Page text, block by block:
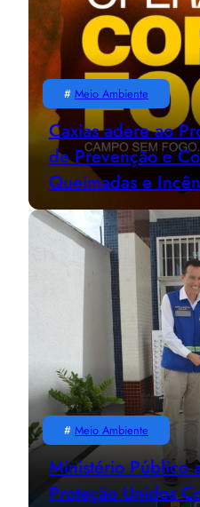
# Meio Ambiente
Caxias adere ao
de Prevenção e
Queimadas e
# Meio Ambiente
Ministério Público
Proteção Unidos